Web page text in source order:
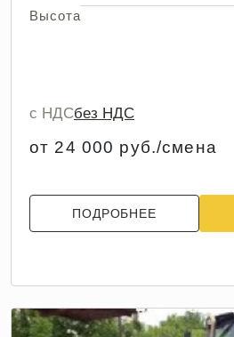
Высота
с НДСбез НДС
от 24 000 руб./смена
ПОДРОБНЕЕ